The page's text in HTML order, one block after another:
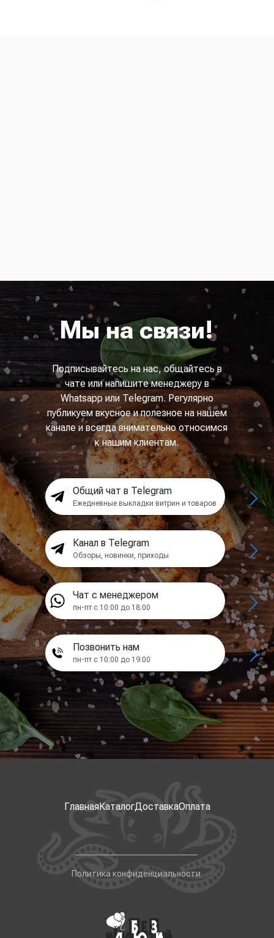
Мы на связи!
Подписывайтесь на нас, общайтесь в
чате или напишите менеджеру в
Whatsapp или Telegram. Регулярно
публикуем вкусное и полезное на нашем
канале и всегда внимательно относимся
к нашим клиентам.
Общий чат в Telegram
Ежедневные выкладки витрин и товаров
Канал в Telegram
Обзоры, новинки, приходы
Чат с менеджером
пн-пт с 10:00 до 18:00
Позвонить нам
пн-пт с 10:00 до 19:00
ГлавнаяКаталогДоставкаОплата
Политика конфиденциальности